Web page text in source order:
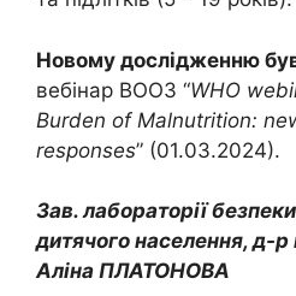
Новому дослідженню
вебінар ВООЗ “WHO
Burden of Malnutrition:
responses” (01.03.2024).
Зав. лабораторії
дитячого населення, д-
Аліна ПЛАТОНОВА